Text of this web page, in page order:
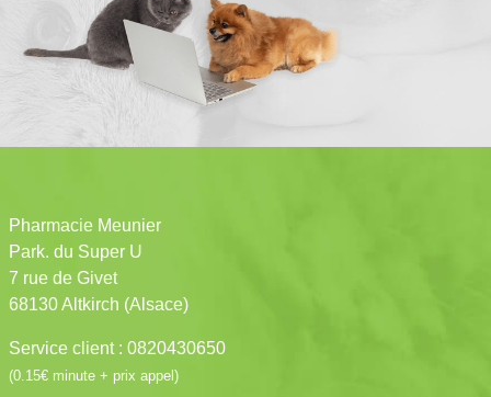
Pharmacie Meunier
Park. du Super U
7 rue de Givet
68130 Altkirch (Alsace)
Service client : 0820430650
(0.15€ minute + prix appel)